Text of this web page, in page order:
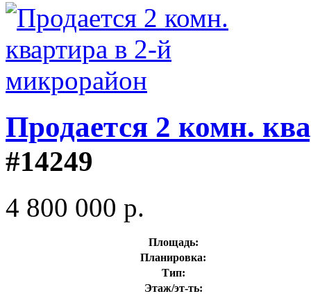
Продается 2 комн.
#14249
4 800 000 р.
Площадь:
Планировка:
Тип:
Этаж/эт-ть: